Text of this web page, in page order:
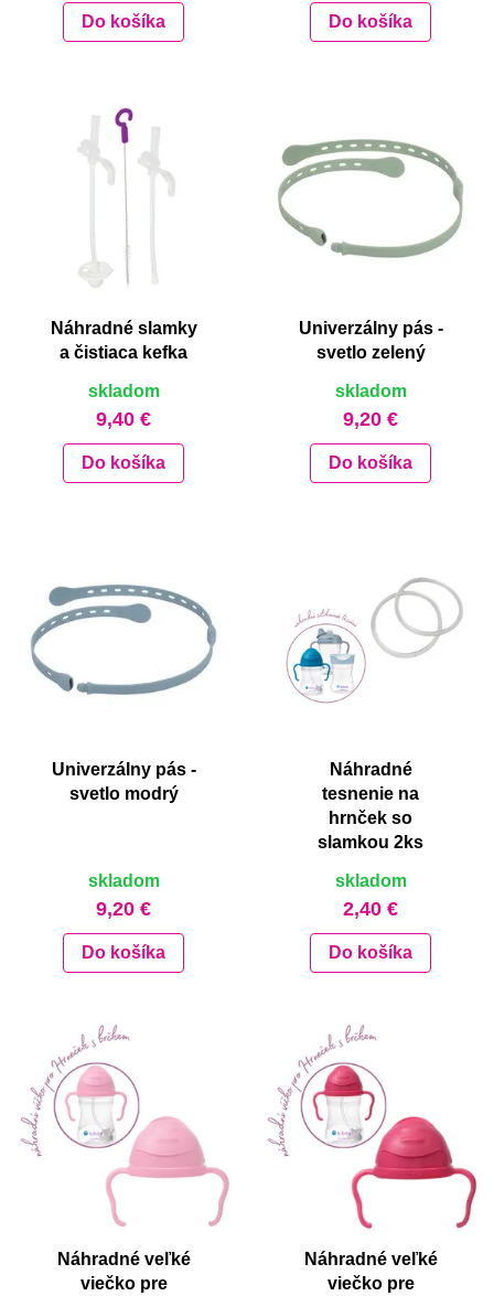
Do košíka Do košíka
Náhradné slamky
a čistiaca kefka
skladom
9,40 €
Do košíka
Univerzálny pás -
svetlo zelený
skladom
9,20 €
Do košíka
Univerzálny pás -
svetlo modrý
skladom
9,20 €
Do košíka
Náhradné
tesnenie na
hrnček so
slamkou 2ks
skladom
2,40 €
Do košíka
Náhradné veľké
viečko pre
Náhradné veľké
viečko pre